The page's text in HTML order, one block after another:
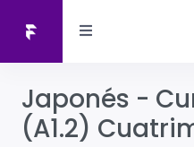
Japonés -
(A1.2)